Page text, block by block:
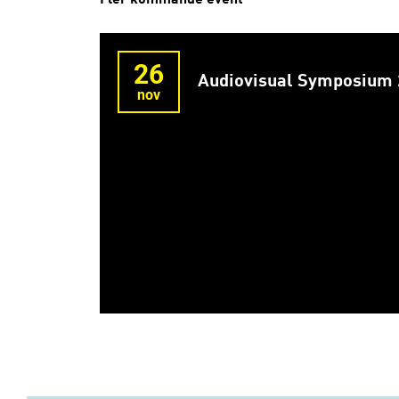
26
nov
Audiovisual Symposium